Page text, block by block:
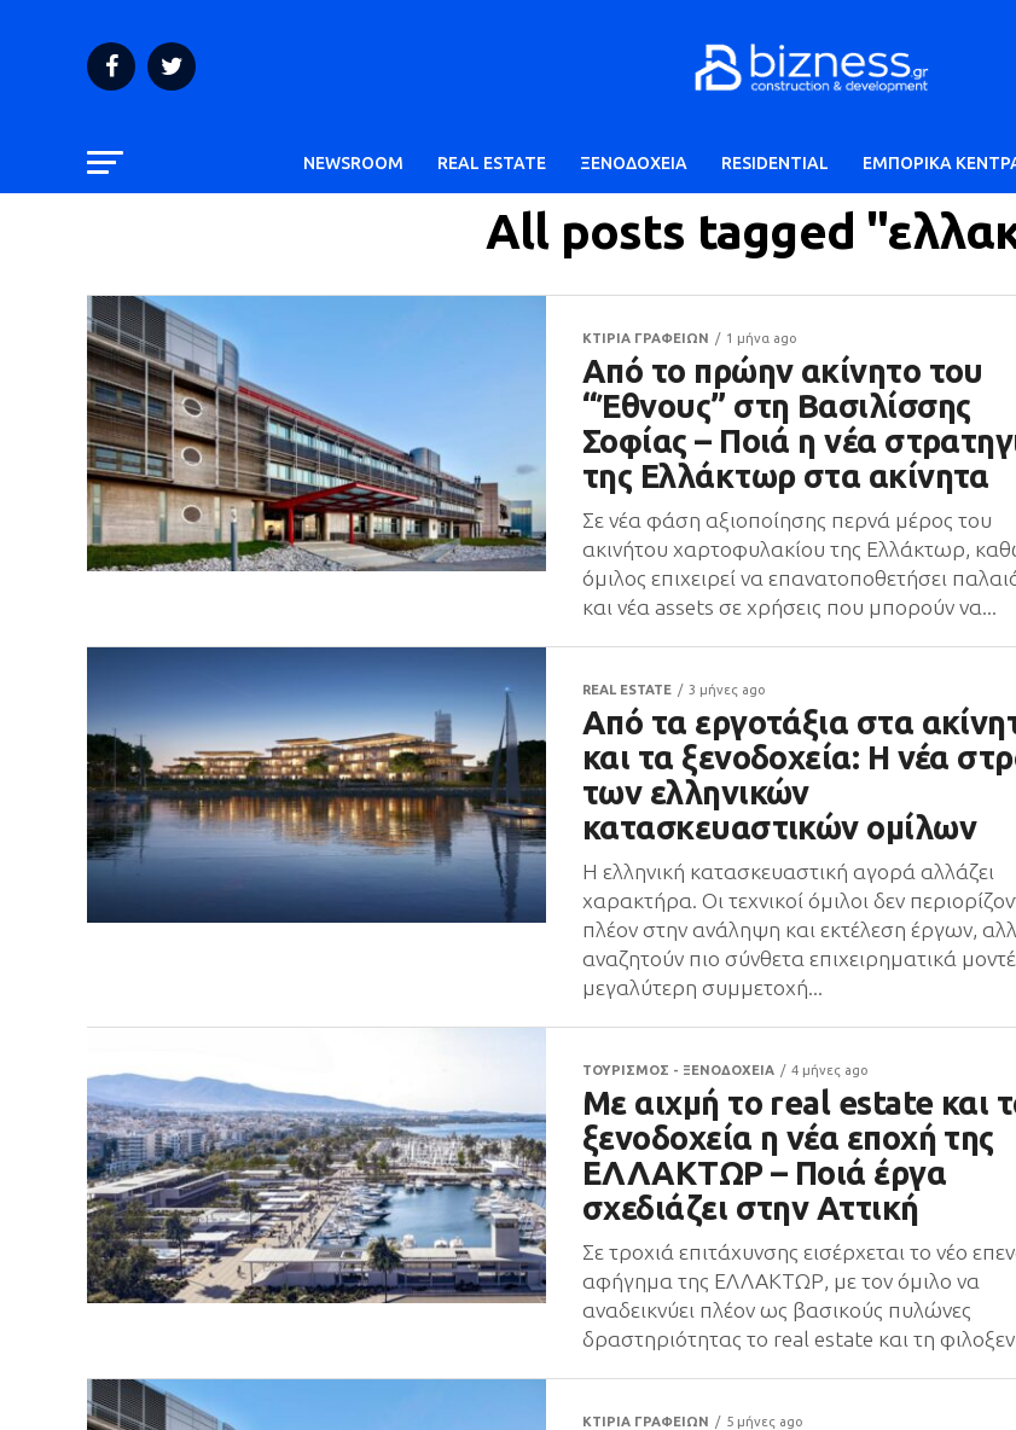
NEWSROOM REAL ESTATE ΞΕΝΟΔΟΧΕΙΑ RESIDENTIAL ΕΜΠΟΡΙΚΑ
All posts tagged
ΚΤΙΡΙΑ ΓΡΑΦΕΙΩΝ 1 μήνα ago
Από το πρώην ακίνητο του
“Έθνους” στη Βασιλίσσης
Σοφίας – Ποιά η νέα
της Ελλάκτωρ στα ακίνητα
Σε νέα φάση αξιοποίησης περνά μέρος του
ακινήτου χαρτοφυλακίου της Ελλάκτωρ,
όμιλος επιχειρεί να επανατοποθετήσει
και νέα assets σε χρήσεις που μπορούν να...
REAL ESTATE 3 μήνες ago
Από τα εργοτάξια στα
και τα ξενοδοχεία: Η νέα
των ελληνικών
κατασκευαστικών ομίλων
Η ελληνική κατασκευαστική αγορά αλλάζει
χαρακτήρα. Οι τεχνικοί όμιλοι δεν
πλέον στην ανάληψη και εκτέλεση έργων,
αναζητούν πιο σύνθετα επιχειρηματικά
μεγαλύτερη συμμετοχή...
ΤΟΥΡΙΣΜΟΣ - ΞΕΝΟΔΟΧΕΙΑ 4 μήνες ago
Με αιχμή το real estate και
ξενοδοχεία η νέα εποχή της
ΕΛΛΑΚΤΩΡ – Ποιά έργα
σχεδιάζει στην Αττική
Σε τροχιά επιτάχυνσης εισέρχεται το νέο
αφήγημα της ΕΛΛΑΚΤΩΡ, με τον όμιλο να
αναδεικνύει πλέον ως βασικούς πυλώνες
δραστηριότητας το real estate και τη
ΚΤΙΡΙΑ ΓΡΑΦΕΙΩΝ 5 μήνες ago